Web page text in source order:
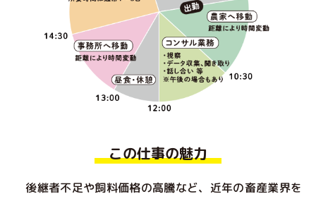
この仕事の魅力
後継者不足や飼料価格の高騰など、近年の畜産業界を